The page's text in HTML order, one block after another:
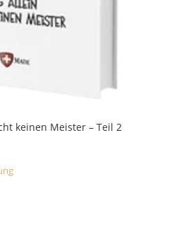
keinen Meister – Teil 2